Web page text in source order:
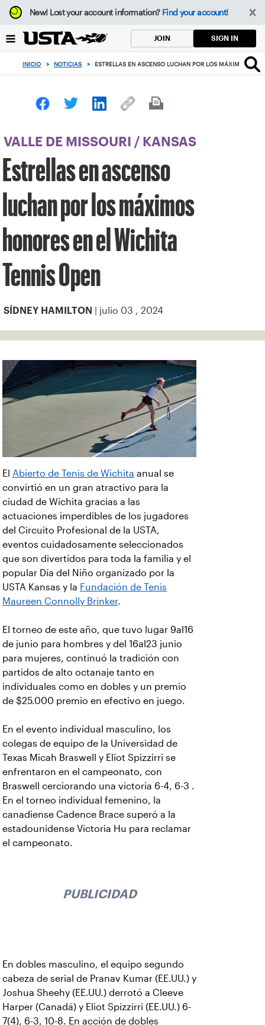
Enfoque
desde
botón
volver
principio
New!Lost your account information? Find your account!
JOIN SIGN IN
INICIO > NOTICIAS > ESTRELLAS EN ASCENSO LUCHAN POR LOS MÁXIMOS
VALLE DE MISSOURI / KANSAS
Estrellas en ascenso
luchan por los máximos
honores en el Wichita
Tennis Open
SÍDNEY HAMILTON | julio 03 , 2024
El Abierto de Tenis de Wichita anual se
convirtió en un gran atractivo para la
ciudad de Wichita gracias a las
actuaciones imperdibles de los jugadores
del Circuito Profesional de la USTA,
eventos cuidadosamente seleccionados
que son divertidos para toda la familia y el
popular Día del Niño organizado por la
USTA Kansas y la Fundación de Tenis
Maureen Connolly Brinker.
El torneo de este año, que tuvo lugar 9al16
de junio para hombres y del 16al23 junio
para mujeres, continuó la tradición con
partidos de alto octanaje tanto en
individuales como en dobles y un premio
de $25.000 premio en efectivo en juego.
En el evento individual masculino, los
colegas de equipo de la Universidad de
Texas Micah Braswell y Eliot Spizzirri se
enfrentaron en el campeonato, con
Braswell cerciorando una victoria 6-4, 6-3 .
En el torneo individual femenino, la
canadiense Cadence Brace superó a la
estadounidense Victoria Hu para reclamar
el campeonato.
PUBLICIDAD
En dobles masculino, el equipo segundo
cabeza de serial de Pranav Kumar (EE.UU.) y
Joshua Sheehy (EE.UU.) derrotó a Cleeve
Harper (Canadá) y Eliot Spizzirri (EE.UU.) 6-
7(4), 6-3, 10-8. En acción de dobles